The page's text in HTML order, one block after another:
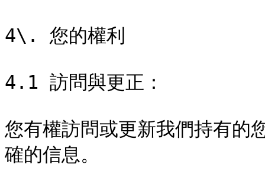
4\. 您的權利
4.1 訪問與更正：
您有權訪問或更新我們持有的
確的信息。